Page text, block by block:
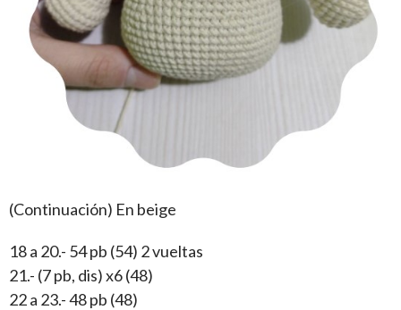
(Continuación) En beige
18 a 20.- 54 pb (54) 2 vueltas
21.- (7 pb, dis) x6 (48)
22 a 23.- 48 pb (48)